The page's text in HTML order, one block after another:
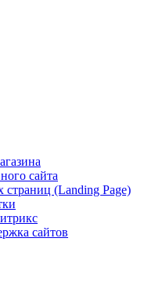
сайта
страниц (Landing Page)
сайтов